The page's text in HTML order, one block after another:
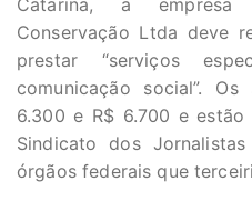
Catarina, a empresa
Conservação Ltda deve
prestar “serviços
comunicação social”.
6.300 e R$ 6.700 e
Sindicato dos
órgãos federais que